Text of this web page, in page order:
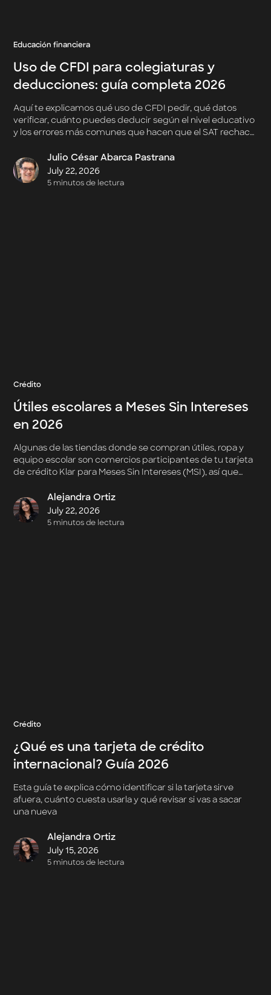
Educación financiera
Uso de CFDI para colegiaturas y
deducciones: guía completa 2026
Aquí te explicamos qué uso de CFDI pedir, qué datos
verificar, cuánto puedes deducir según el nivel educativo
y los errores más comunes que hacen que el SAT rechace
Julio César Abarca Pastrana
July 22, 2026
5 minutos de lectura
Crédito
Útiles escolares a Meses Sin Intereses
en 2026
Algunas de las tiendas donde se compran útiles, ropa y
equipo escolar son comercios participantes de tu tarjeta
de crédito Klar para Meses Sin Intereses (MSI), así que
sin pagar ni un peso extra por hacerlo.
Alejandra Ortiz
July 22, 2026
5 minutos de lectura
Crédito
¿Qué es una tarjeta de crédito
internacional? Guía 2026
Esta guía te explica cómo identificar si la tarjeta sirve
afuera, cuánto cuesta usarla y qué revisar si vas a sacar
una nueva
Alejandra Ortiz
July 15, 2026
5 minutos de lectura